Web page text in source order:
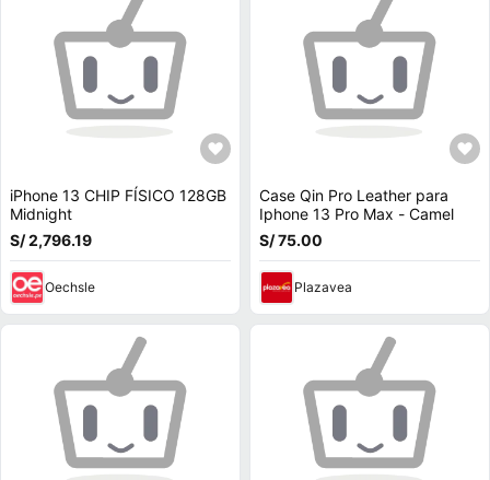
iPhone 13 CHIP FÍSICO 128GB
Midnight
S/ 2,796.19
Oechsle
Case Qin Pro Leather para
Iphone 13 Pro Max - Camel
S/ 75.00
Plazavea